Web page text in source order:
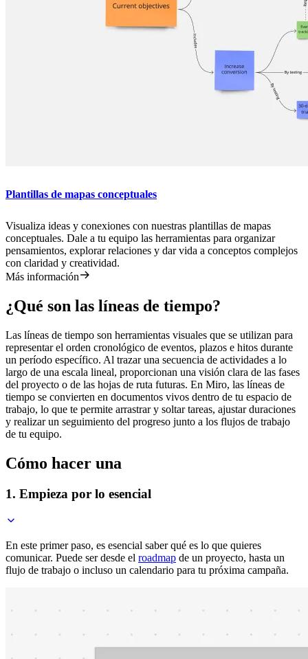
Plantillas de mapas conceptuales
Visualiza ideas y conexiones con nuestras plantillas de mapas
conceptuales. Dale a tu equipo las herramientas para organizar
pensamientos, explorar relaciones y dar vida a conceptos complejos
con claridad y creatividad.
Más información
¿Qué son las líneas de tiempo?
Las líneas de tiempo son herramientas visuales que se utilizan para
representar el orden cronológico de eventos, plazos e hitos durante
un período específico. Al trazar una secuencia de actividades a lo
largo de una escala lineal, proporcionan una visión clara de las fases
del proyecto o de las hojas de ruta futuras. En Miro, las líneas de
tiempo se convierten en documentos vivos dentro de tu espacio de
trabajo, lo que te permite arrastrar y soltar tareas, ajustar duraciones
y realizar un seguimiento del progreso junto a los flujos de trabajo
de tu equipo.
Cómo hacer una
1. Empieza por lo esencial
En este primer paso, es esencial saber qué es lo que quieres
comunicar. Puede ser desde el roadmap de un proyecto, hasta un
flujo de trabajo o incluso un calendario para tu próxima campaña.